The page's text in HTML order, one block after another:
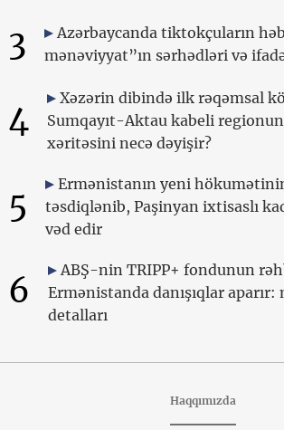
3
Azərbaycanda tiktokçuların
mənəviyyat”ın sərhədləri və ifadə
4
Xəzərin dibində ilk rəqəmsal
Sumqayıt-Aktau kabeli
xəritəsini necə dəyişir?
5
Ermənistanın yeni
təsdiqlənib, Paşinyan ixtisaslı
vəd edir
6
ABŞ-nin TRIPP+ fondunun
Ermənistanda danışıqlar
detalları
Haqqımızda